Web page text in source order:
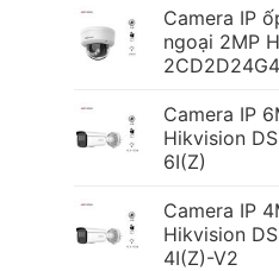
Camera IP
ngoại 2MP
Camera IP
Hikvision
6I(Z)
Camera IP
Hikvision
4I(Z)-V2